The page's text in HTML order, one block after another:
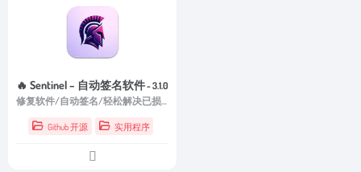
🔥 Sentinel – 自动签名软件- 3.1.0
修复软件/自动签名/轻松解决已损坏，无法打开等情况。
Github 开源 实用程序